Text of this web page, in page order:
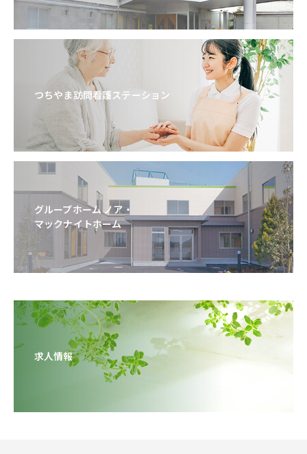
つちやま訪問看護ステーション
グループホーム ノア・
マックナイトホーム
求人情報